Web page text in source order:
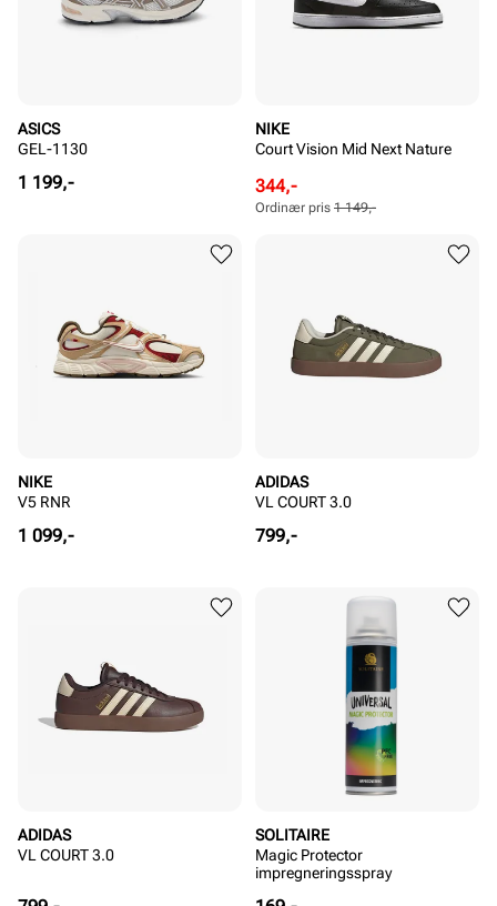
ASICS
GEL-1130
Pris
1 199,-
NIKE
Court Vision Mid Next Nature
Rabattert
pris
344,-
Ordinær
pris
Ordinær pris 1 149,-
NIKE
V5 RNR
Pris
1 099,-
ADIDAS
VL COURT 3.0
Pris
799,-
ADIDAS
VL COURT 3.0
SOLITAIRE
Magic Protector
impregneringsspray